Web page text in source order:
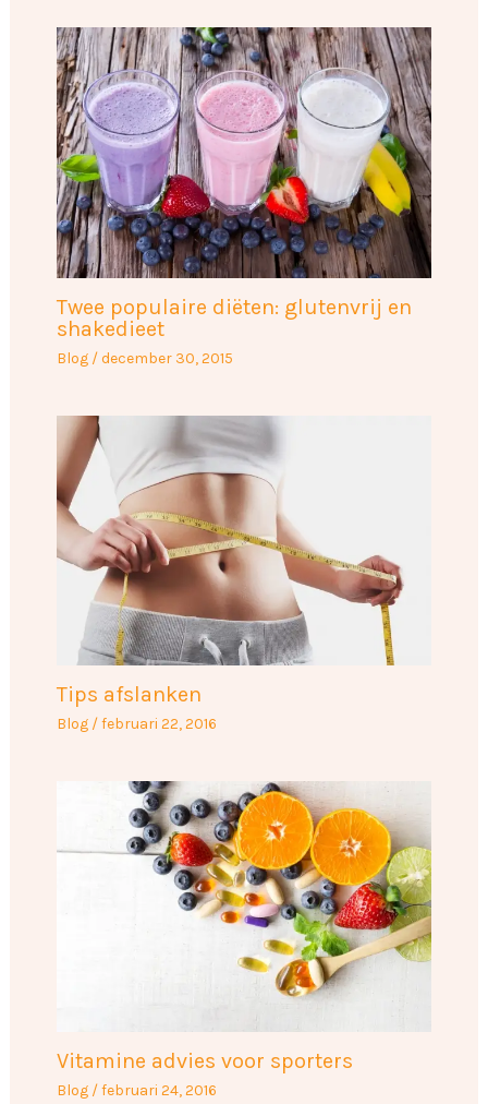
Twee populaire diëten: glutenvrij en
shakedieet
Blog/december 30, 2015
Tips afslanken
Blog/februari 22, 2016
Vitamine advies voor sporters
Blog/februari 24, 2016